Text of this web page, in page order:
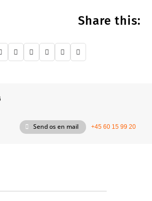
Share this:
    
Send os en mail +45 60 15 99 20